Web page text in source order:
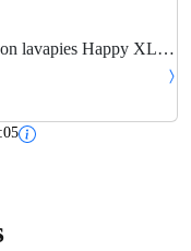
lavapies Happy XL